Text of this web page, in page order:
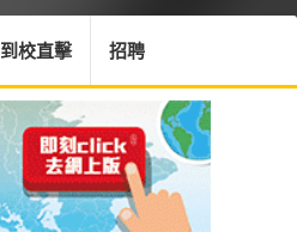
到校直擊 招聘